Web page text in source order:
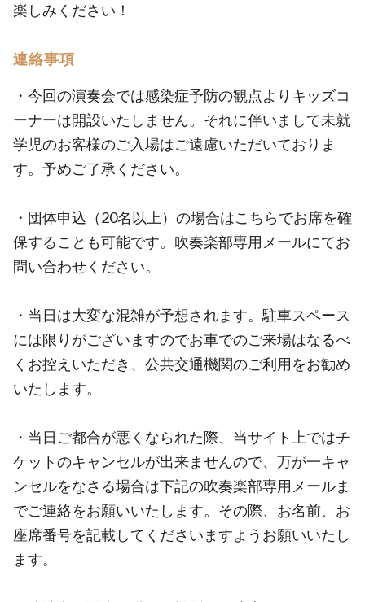
楽しみください！
連絡事項
・今回の演奏会では感染症予防の観点よりキッズコ
ーナーは開設いたしません。それに伴いまして未就
学児のお客様のご入場はご遠慮いただいておりま
す。予めご了承ください。
・団体申込（20名以上）の場合はこちらでお席を確
保することも可能です。吹奏楽部専用メールにてお
問い合わせください。
・当日は大変な混雑が予想されます。駐車スペース
には限りがございますのでお車でのご来場はなるべ
くお控えいただき、公共交通機関のご利用をお勧め
いたします。
・当日ご都合が悪くなられた際、当サイト上ではチ
ケットのキャンセルが出来ませんので、万が一キャ
ンセルをなさる場合は下記の吹奏楽部専用メールま
でご連絡をお願いいたします。その際、お名前、お
座席番号を記載してくださいますようお願いいたし
ます。